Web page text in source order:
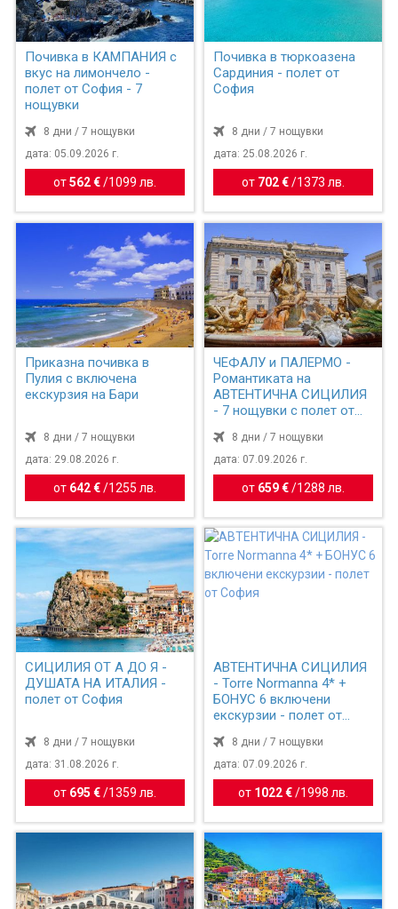
Почивка в КАМПАНИЯ с
вкус на лимончело -
полет от София - 7
нощувки
8 дни / 7 нощувки
дата: 05.09.2026 г.
от562 € / 1099 лв.
Почивка в тюркоазена
Сардиния - полет от
София
8 дни / 7 нощувки
дата: 25.08.2026 г.
от 702 €/ 1373 лв.
Приказна почивка в
Пулия с включена
екскурзия на Бари
8 дни / 7 нощувки
дата: 29.08.2026 г.
от 642 € / 1255 лв.
ЧЕФАЛУ и ПАЛЕРМО -
Романтиката на
АВТЕНТИЧНА СИЦИЛИЯ
- 7 нощувки с полет от
8 дни / 7 нощувки
дата: 07.09.2026 г.
от 659 €/ 1288 лв.
СИЦИЛИЯ ОТ А ДО Я -
ДУШАТА НА ИТАЛИЯ -
полет от София
8 дни / 7 нощувки
дата: 31.08.2026 г.
от 695 € / 1359 лв.
АВТЕНТИЧНА СИЦИЛИЯ
- Torre Normanna 4* +
БОНУС 6 включени
екскурзии - полет от
8 дни / 7 нощувки
дата: 07.09.2026 г.
от 1022 €/ 1998 лв.